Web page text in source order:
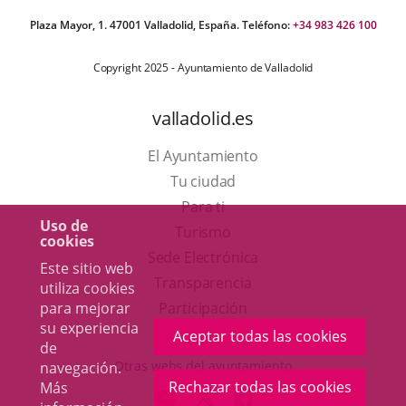
Uso de
cookies
Este sitio web
utiliza cookies
para mejorar
su experiencia
de
navegación.
Más
Aceptar todas las cookies
Rechazar todas las cookies
Plaza Mayor, 1. 47001 Valladolid, España. Teléfono:+34 983 426 100
Copyright 2025 - Ayuntamiento de Valladolid
valladolid.es
El Ayuntamiento
Tu ciudad
Para ti
en
una
ventana
aplicación
externa.
Otras webs del ayuntamiento
ENLACEENLACEENLACE